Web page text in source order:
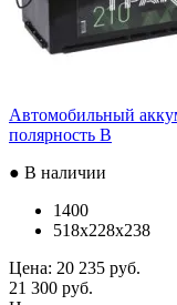
Автомобильный
полярность B
● В наличии
1400
518x228x238
Цена: 20 235 руб.
21 300 руб.